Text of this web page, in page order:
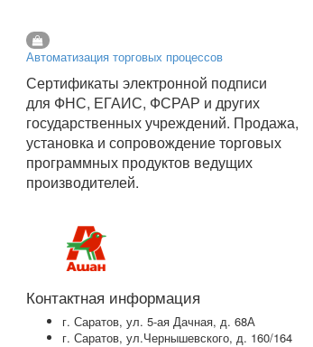
Автоматизация торговых процессов
Сертификаты электронной подписи
для ФНС, ЕГАИС, ФСРАР и других
государственных учреждений. Продажа,
установка и сопровождение торговых
программных продуктов ведущих
производителей.
Контактная информация
г. Саратов, ул. 5-ая Дачная, д. 68А
г. Саратов, ул.Чернышевского, д. 160/164